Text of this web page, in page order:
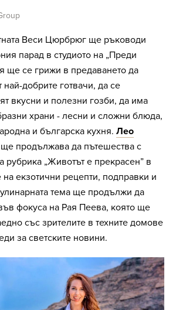
Веси Цюрбрюг ще ръководи
парад в студиото на „Преди
ще се грижи в предаването да
най-добрите готвачи, да се
вкусни и полезни гозби, да има
храни - лесни и сложни блюда,
и българска кухня. Лео
ще продължава да пътешества с
рубрика „Животът е прекрасен” в
на екзотични рецепти, подправки и
тема ще продължи да
фокуса на Рая Пеева, която ще
със зрителите в техните домове
за светските новини.